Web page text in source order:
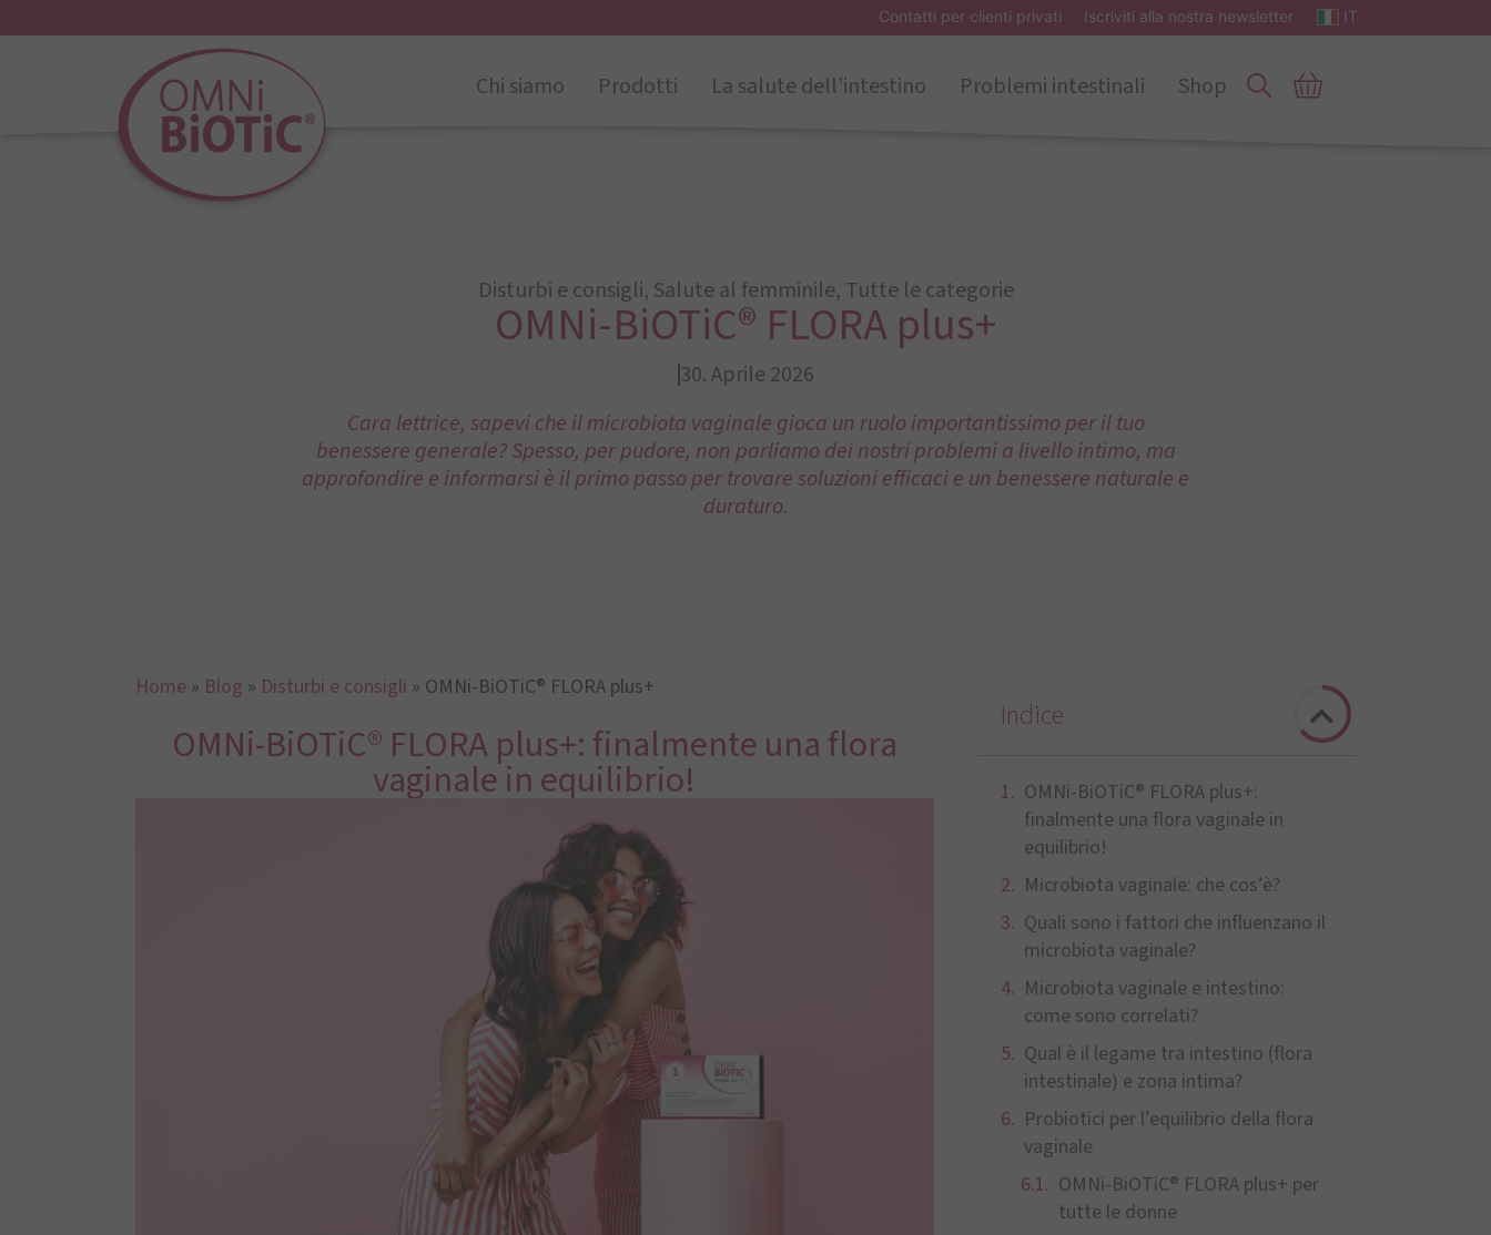
Contatti per clienti privati Iscriviti alla nostra newsletter IT
Chi siamo Prodotti La salute dell’intestino Problemi intestinali Shop
Disturbi e consigli, Salute al femminile, Tutte le categorie
OMNi-BiOTiC® FLORA plus+
30. Aprile 2026
Cara lettrice, sapevi che il microbiota vaginale gioca un ruolo importantissimo per il tuo
benessere generale? Spesso, per pudore, non parliamo dei nostri problemi a livello intimo, ma
approfondire e informarsi è il primo passo per trovare soluzioni efficaci e un benessere naturale e
duraturo.
Home » Blog » Disturbi e consigli » OMNi-BiOTiC® FLORA plus+
OMNi-BiOTiC® FLORA plus+: finalmente una flora
vaginale in equilibrio!
Indice
OMNi-BiOTiC® FLORA plus+:
finalmente una flora vaginale in
equilibrio!
Microbiota vaginale: che cos’è?
Quali sono i fattori che influenzano il
microbiota vaginale?
Microbiota vaginale e intestino:
come sono correlati?
Qual è il legame tra intestino (flora
intestinale) e zona intima?
Probiotici per l’equilibrio della flora
vaginale
OMNi-BiOTiC® FLORA plus+ per
tutte le donne